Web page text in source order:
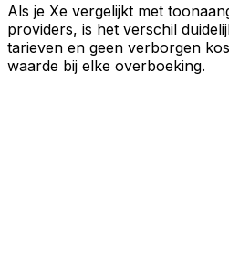
Als je Xe vergelijkt met
providers, is het verschil
tarieven en geen verborgen
waarde bij elke overboeking.